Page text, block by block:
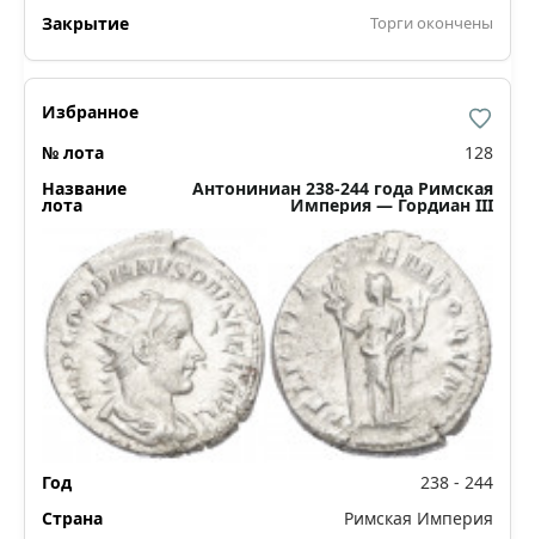
Торги окончены
128
Антониниан 238-244 года Римская
Империя — Гордиан III
238 - 244
Римская Империя